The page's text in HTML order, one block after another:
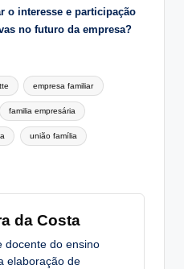
o interesse e participação
no futuro da empresa?
empresa familiar
familia empresária
união família
da Costa
docente do ensino
elaboração de